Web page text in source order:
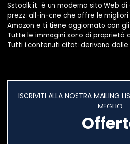
Sstoolk.it è un moderno sito Web
prezzi all-in-one che offre le
Amazon e ti tiene aggiornato con
Tutte le immagini sono di proprietà
Tutti i contenuti citati derivano
ISCRIVITI ALLA NOSTRA MAILING
MEGLIO